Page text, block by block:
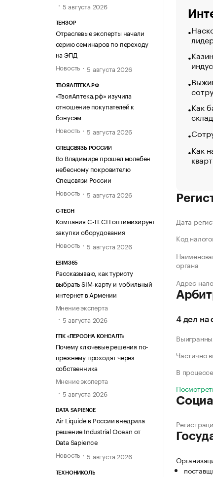
5 августа 2026
ТЕНЗОР
Отраслевые эксперты начали
серию семинаров по переходу
на ЭПД
Новость
5 августа 2026
ТВОЯАПТЕКА.РФ
«ТвояАптека.рф» изучила
отношение покупателей к
бонусам
Новость
5 августа 2026
СПЕЦСВЯЗЬ РОССИИ
Во Владимире прошел молебен
небесному покровителю
Спецсвязи России
Новость
5 августа 2026
C-TECH
Компания C-TECH оптимизирует
закупки оборудования
Новость
5 августа 2026
ESIM365
Рассказываю, как туристу
выбрать SIM-карту и мобильный
интернет в Армении
Мнение эксперта
5 августа 2026
ГПК «ПЕРСОНА КОНСАЛТ»
Почему ключевые решения по-
прежнему проходят через
собственника
Мнение эксперта
5 августа 2026
DATA SAPIENCE
Air Liquide в России внедрила
решение Industrial Ocean от
Data Sapience
Новость
5 августа 2026
ТЕХНОНИКОЛЬ
Как
Как
Дата
Код
органа
Адрес
4 дел на
Частично
В